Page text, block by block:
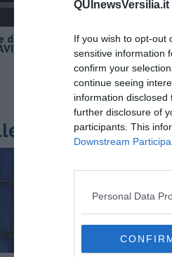
QUInewsVersilia.it
If you wish to opt-out
sensitive information
confirm your
continue seeing
information
further disclosure of
participants. This
Downstream
Personal Data
del Premio Letterario Caccuri
INSINNA di Tom Ferretti